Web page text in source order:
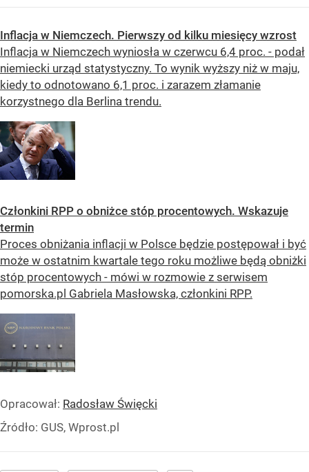
Inflacja w Niemczech. Pierwszy od kilku miesięcy wzrost
Inflacja w Niemczech wyniosła w czerwcu 6,4 proc. - podał
niemiecki urząd statystyczny. To wynik wyższy niż w maju,
kiedy to odnotowano 6,1 proc. i zarazem złamanie
korzystnego dla Berlina trendu.
Członkini RPP o obniżce stóp procentowych. Wskazuje
termin
Proces obniżania inflacji w Polsce będzie postępował i być
może w ostatnim kwartale tego roku możliwe będą obniżki
stóp procentowych - mówi w rozmowie z serwisem
pomorska.pl Gabriela Masłowska, członkini RPP.
Opracował: Radosław Święcki
Źródło: GUS, Wprost.pl